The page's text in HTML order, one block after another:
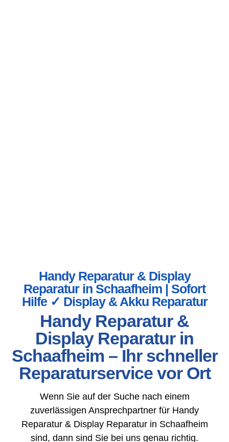
Handy Reparatur & Display
Reparatur in Schaafheim | Sofort
Hilfe ✓ Display & Akku Reparatur
Handy Reparatur &
Display Reparatur in
Schaafheim – Ihr schneller
Reparaturservice vor Ort
Wenn Sie auf der Suche nach einem
zuverlässigen Ansprechpartner für Handy
Reparatur & Display Reparatur in Schaafheim
sind, dann sind Sie bei uns genau richtig.